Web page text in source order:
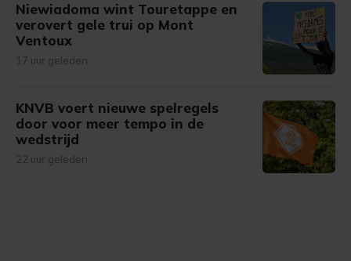
Niewiadoma wint Touretappe en
verovert gele trui op Mont
Ventoux
17 uur geleden
KNVB voert nieuwe spelregels
door voor meer tempo in de
wedstrijd
22 uur geleden